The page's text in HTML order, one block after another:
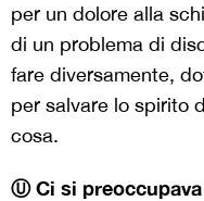
per un dolore alla
di un problema di
fare diversamente,
per salvare lo spirito
cosa.
Ⓤ Ci si